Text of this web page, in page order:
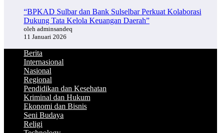
“BPKAD Sulbar dan Bank Sulselbar Perkuat Kolaborasi
Dukung Tata Kelola Keuangan Daerah”
oleh adminsandeq
11 Januari 2026
Berita
Internasional
Nasional
Regional
Pendidikan dan Kesehatan
Kriminal dan Hukum
Ekonomi dan Bisnis
Seni Budaya
Religi